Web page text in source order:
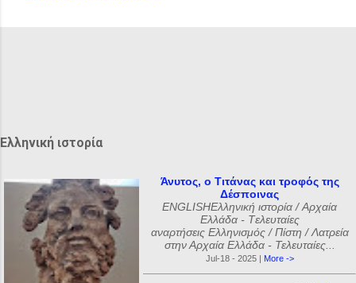
Ελληνική ιστορία
Άνυτος, ο Τιτάνας και τροφός της
Δέσποινας
ENGLISHΕλληνική ιστορία / Αρχαία
Ελλάδα - Tελευταίες
αναρτήσεις Ελληνισμός / Πίστη / Λατρεία
στην Αρχαία Ελλάδα - Τελευταίες...
Jul-18 - 2025 | More ->